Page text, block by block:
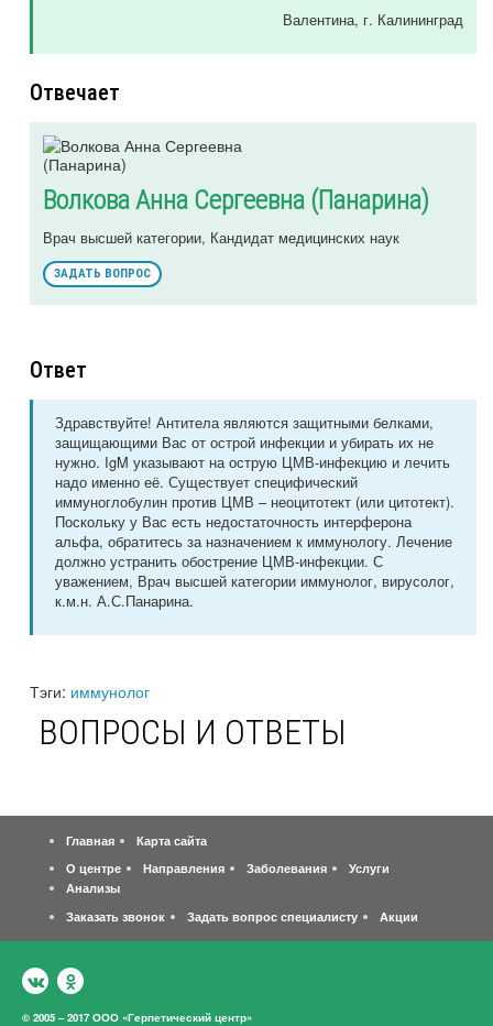
Валентина, г. Калининград
Отвечает
Волкова Анна Сергеевна (Панарина)
Врач высшей категории, Кандидат медицинских наук
ЗАДАТЬ ВОПРОС
Ответ
Здравствуйте! Антитела являются защитными белками,
защищающими Вас от острой инфекции и убирать их не
нужно. IgM указывают на острую ЦМВ-инфекцию и лечить
надо именно её. Существует специфический
иммуноглобулин против ЦМВ – неоцитотект (или цитотект).
Поскольку у Вас есть недостаточность интерферона
альфа, обратитесь за назначением к иммунологу. Лечение
должно устранить обострение ЦМВ-инфекции. С
уважением, Врач высшей категории иммунолог, вирусолог,
к.м.н. А.С.Панарина.
Тэги: иммунолог
ВОПРОСЫ И ОТВЕТЫ
Главная
Карта сайта
О центре
Направления Заболевания
Услуги
Анализы
Заказать звонок
Задать вопрос специалисту Акции
© 2005 – 2017 ООО «Герпетический центр»